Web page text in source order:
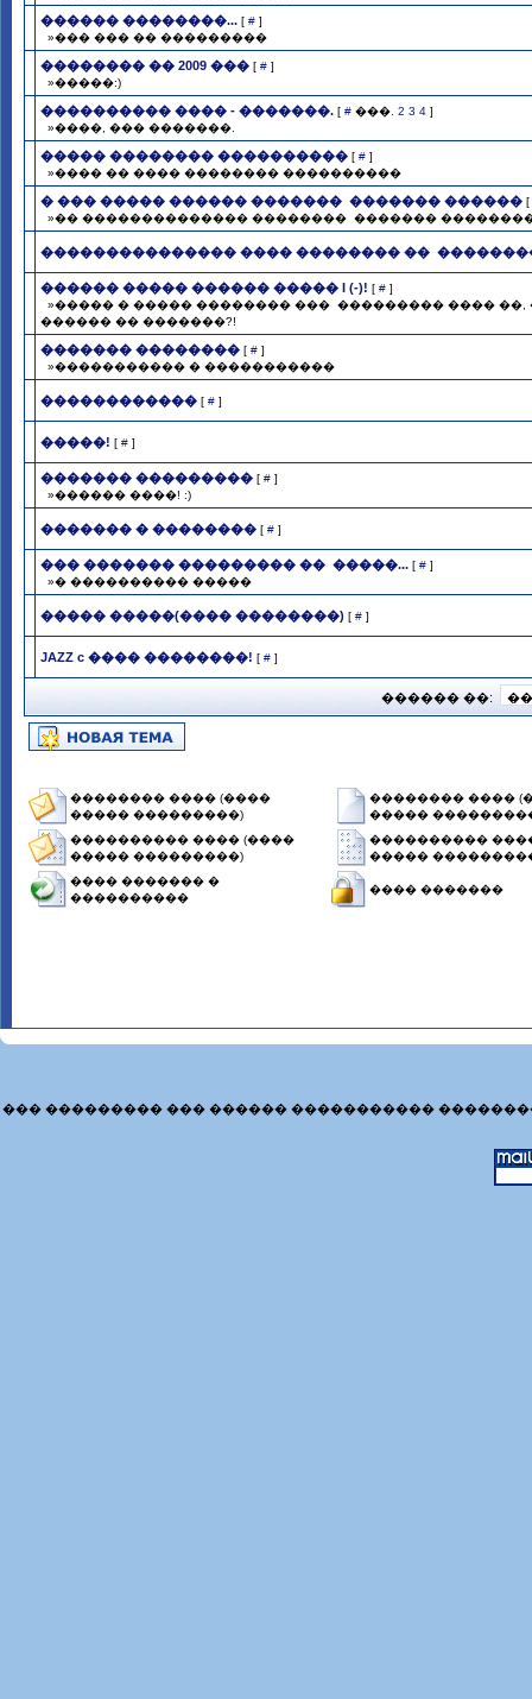
������ ��������... [ # ]
»��� ��� �� ���������
�������� �� 2009 ��� [ # ]
»�����:)
���������� ���� - �������. [ # ���. 2 3 4 ]
»����, ��� �������.
����� �������� ���������� [ # ]
»���� �� ���� �������� ����������
� ��� ����� ������ ������� ­ ������� ������ [
»�� �������������� �������� ­ �������
��������������� ���� �������� ��
������ ����� ������ ����� I (-)! [ # ]
»����� � ����� �������� ��� ­ ��������� ����
������ �� �������?!
������� �������� [ # ]
»����������� � �����������
������������ [ # ]
�����! [ # ]
������� ��������� [ # ]
»������ ����! :)
������� � �������� [ # ]
��� ������� ��������� �� ­ �����... [ # ]
»� ���������� �����
����� �����(���� ��������) [ # ]
JAZZ c ���� ��������! [ # ]
������ ��:
�������� ���� (����
����� ���������)
�������� ����
�����
���������� ���� (����
����� ���������)
����������
�����
���� ������� �
����������
���� �������
��� ��������� ��� ������ �����������